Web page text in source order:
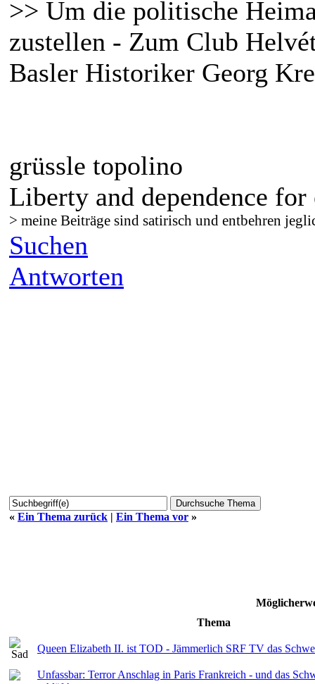
>> Um die politische
zustellen - Zum Club
Basler Historiker Georg
grüssle topolino
Liberty and dependence for
> meine Beiträge sind satirisch und entbehren
Suchen
Antworten
« Ein Thema zurück | Ein Thema vor »
Thema
Queen Elizabeth II. ist TOD - Jämmerlich SRF TV das
Unfassbar: Terror Anschlag in Paris Frankreich - und das